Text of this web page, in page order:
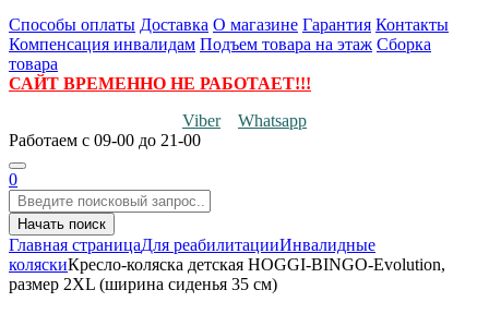
Способы оплаты Доставка О магазине Гарантия Контакты
Компенсация инвалидам Подъем товара на этаж Сборка
товара
САЙТ ВРЕМЕННО НЕ РАБОТАЕТ!!!
Viber
Whatsapp
Работаем с 09-00 до 21-00
0
Начать поиск
Главная страницаДля реабилитацииИнвалидные
коляскиКресло-коляска детская HOGGI-BINGO-Evolution,
размер 2XL (ширина сиденья 35 см)